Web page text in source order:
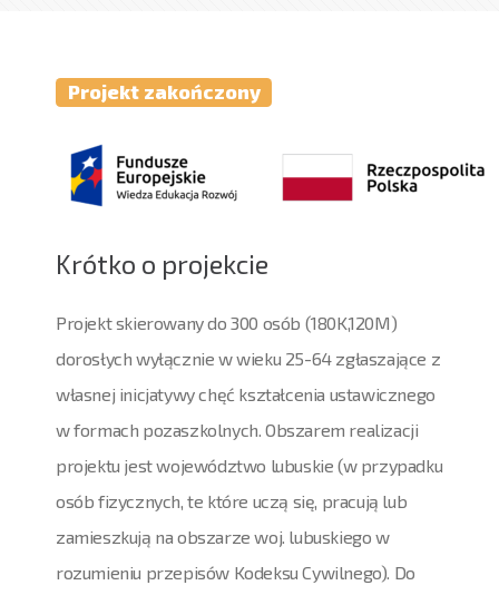
Projekt zakończony
Krótko o projekcie
Projekt skierowany do 300 osób (180K,120M)
dorosłych wyłącznie w wieku 25-64 zgłaszające z
własnej inicjatywy chęć kształcenia ustawicznego
w formach pozaszkolnych. Obszarem realizacji
projektu jest województwo lubuskie (w przypadku
osób fizycznych, te które uczą się, pracują lub
zamieszkują na obszarze woj. lubuskiego w
rozumieniu przepisów Kodeksu Cywilnego). Do